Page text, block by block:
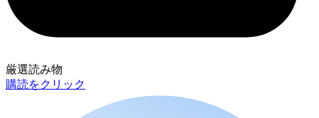
厳選読み物
購読をクリック